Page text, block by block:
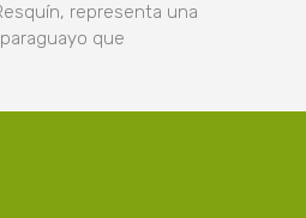
representa una
que